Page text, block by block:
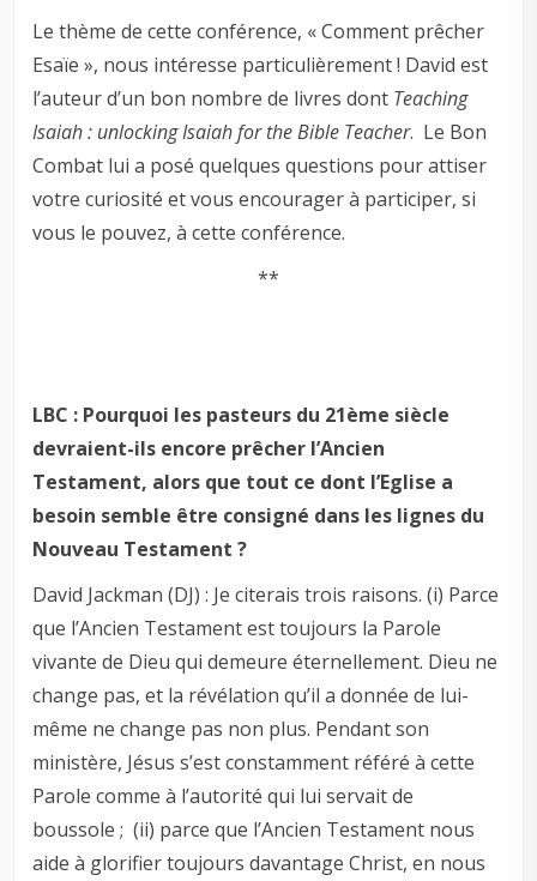
Le thème de cette conférence, « Comment prêcher
Esaïe », nous intéresse particulièrement ! David est
l’auteur d’un bon nombre de livres dont Teaching
Isaiah : unlocking Isaiah for the Bible Teacher. Le Bon
Combat lui a posé quelques questions pour attiser
votre curiosité et vous encourager à participer, si
vous le pouvez, à cette conférence.
**
LBC : Pourquoi les pasteurs du 21ème siècle
devraient-ils encore prêcher l’Ancien
Testament, alors que tout ce dont l’Eglise a
besoin semble être consigné dans les lignes du
Nouveau Testament ?
David Jackman (DJ) : Je citerais trois raisons. (i) Parce
que l’Ancien Testament est toujours la Parole
vivante de Dieu qui demeure éternellement. Dieu ne
change pas, et la révélation qu’il a donnée de lui-
même ne change pas non plus. Pendant son
ministère, Jésus s’est constamment référé à cette
Parole comme à l’autorité qui lui servait de
boussole ; (ii) parce que l’Ancien Testament nous
aide à glorifier toujours davantage Christ, en nous